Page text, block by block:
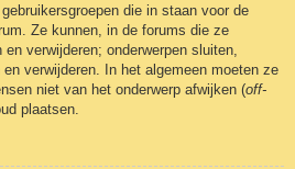
die in staan voor de
Ze kunnen, in de forums die ze
verwijderen; onderwerpen sluiten,
verwijderen. In het algemeen moeten ze
niet van het onderwerp afwijken (off-
plaatsen.